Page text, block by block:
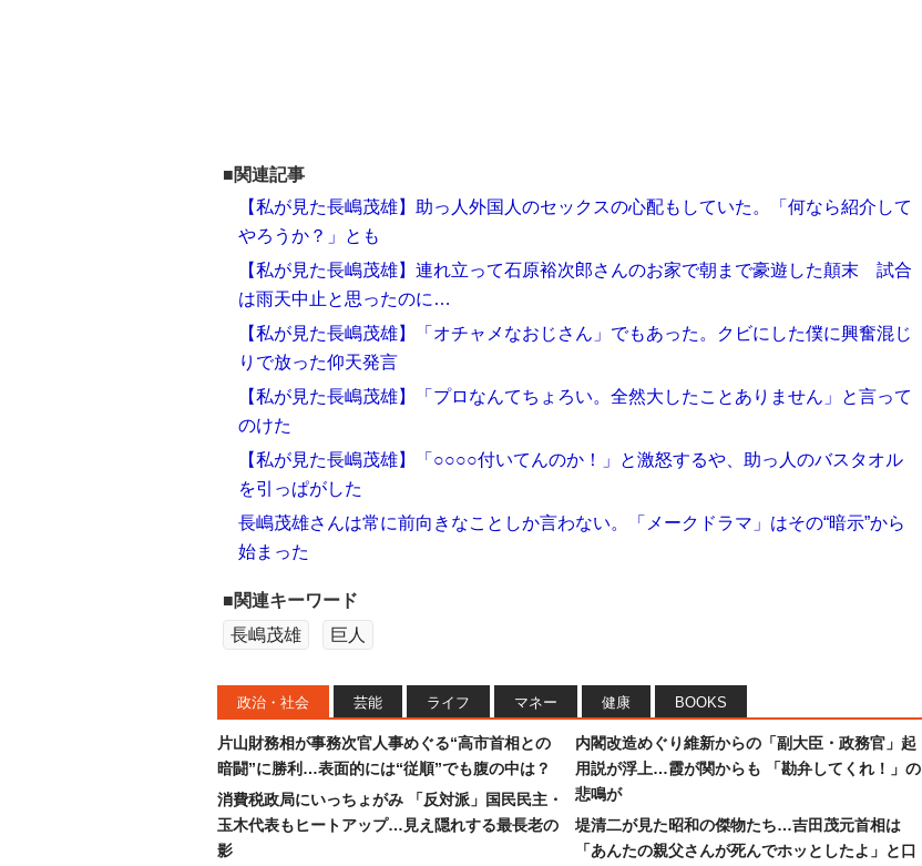
■関連記事
【私が見た長嶋茂雄】助っ人外国人のセックスの心配もしていた。「何なら紹介して
やろうか？」とも
【私が見た長嶋茂雄】連れ立って石原裕次郎さんのお家で朝まで豪遊した顛末 試合
は雨天中止と思ったのに…
【私が見た長嶋茂雄】「オチャメなおじさん」でもあった。クビにした僕に興奮混じ
りで放った仰天発言
【私が見た長嶋茂雄】「プロなんてちょろい。全然大したことありません」と言って
のけた
【私が見た長嶋茂雄】「○○○○付いてんのか！」と激怒するや、助っ人のバスタオル
を引っぱがした
長嶋茂雄さんは常に前向きなことしか言わない。「メークドラマ」はその“暗示”から
始まった
■関連キーワード
長嶋茂雄
巨人
政治・社会 芸能 ライフ マネー 健康 BOOKS
片山財務相が事務次官人事めぐる“高市首相との
暗闘”に勝利…表面的には“従順”でも腹の中は？
消費税政局にいっちょがみ 「反対派」国民民主・
玉木代表もヒートアップ…見え隠れする最長老の
影
内閣改造めぐり維新からの「副大臣・政務官」起
用説が浮上…霞が関からも 「勘弁してくれ！」の
悲鳴が
堤清二が見た昭和の傑物たち…吉田茂元首相は
「あんたの親父さんが死んでホッとしたよ」と口